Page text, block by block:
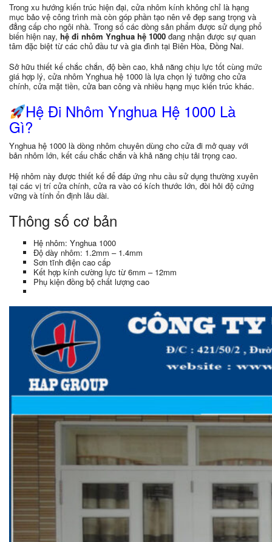
Trong xu hướng kiến trúc hiện đại, cửa nhôm kính không chỉ là hạng
mục bảo vệ công trình mà còn góp phần tạo nên vẻ đẹp sang trọng và
đẳng cấp cho ngôi nhà. Trong số các dòng sản phẩm được sử dụng phổ
biến hiện nay, hệ đi nhôm Ynghua hệ 1000 đang nhận được sự quan
tâm đặc biệt từ các chủ đầu tư và gia đình tại Biên Hòa, Đồng Nai.
Sở hữu thiết kế chắc chắn, độ bền cao, khả năng chịu lực tốt cùng mức
giá hợp lý, cửa nhôm Ynghua hệ 1000 là lựa chọn lý tưởng cho cửa
chính, cửa mặt tiền, cửa ban công và nhiều hạng mục kiến trúc khác.
Hệ Đi Nhôm Ynghua Hệ 1000 Là
Gì?
Ynghua hệ 1000 là dòng nhôm chuyên dùng cho cửa đi mở quay với
bản nhôm lớn, kết cấu chắc chắn và khả năng chịu tải trọng cao.
Hệ nhôm này được thiết kế để đáp ứng nhu cầu sử dụng thường xuyên
tại các vị trí cửa chính, cửa ra vào có kích thước lớn, đòi hỏi độ cứng
vững và tính ổn định lâu dài.
Thông số cơ bản
Hệ nhôm: Ynghua 1000
Độ dày nhôm: 1.2mm – 1.4mm
Sơn tĩnh điện cao cấp
Kết hợp kính cường lực từ 6mm – 12mm
Phụ kiện đồng bộ chất lượng cao